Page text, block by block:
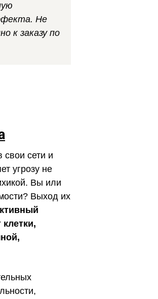
Не
к заказу по
свои сети и
угрозу не
Вы или
Выход их